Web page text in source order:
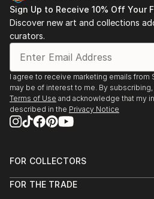
Sign Up to Receive 10% Off Your
Discover new art and collections
curators.
I agree to receive marketing emails from
may be of interest to me. By
Terms of Use and acknowledge that my
described in the Privacy Notice
FOR COLLECTORS
Help Center
FOR THE TRADE